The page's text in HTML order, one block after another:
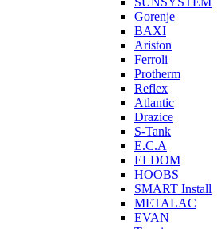
Gorenje
BAXI
Ariston
Ferroli
Protherm
Reflex
Atlantic
Drazice
S-Tank
E.C.A
ELDOM
HOOBS
SMART Install
METALAC
EVAN